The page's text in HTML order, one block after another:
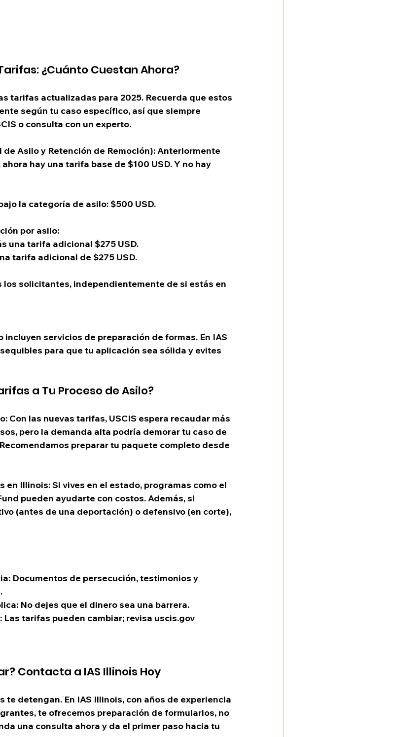
¿Cuánto Cuestan Ahora?
tarifas actualizadas para 2025. Recuerda que estos
según tu caso específico, así que siempre
o consulta con un experto.
Asilo y Retención de Remoción): Anteriormente
hay una tarifa base de $100 USD. Y no hay
la categoría de asilo: $500 USD.
por asilo:
una tarifa adicional $275 USD.
tarifa adicional de $275 USD.
los solicitantes, independientemente de si estás en
incluyen servicios de preparación de formas. En IAS
para que tu aplicación sea sólida y evites
a Tu Proceso de Asilo?
: Con las nuevas tarifas, USCIS espera recaudar más
pero la demanda alta podría demorar tu caso de
preparar tu paquete completo desde
en Illinois: Si vives en el estado, programas como el
pueden ayudarte con costos. Además, si
(antes de una deportación) o defensivo (en corte),
Documentos de persecución, testimonios y
No dejes que el dinero sea una barrera.
tarifas pueden cambiar; revisa uscis.gov
Contacta a IAS Illinois Hoy
te detengan. En IAS Illinois, con años de experiencia
te ofrecemos preparación de formularios, no
una consulta ahora y da el primer paso hacia tu